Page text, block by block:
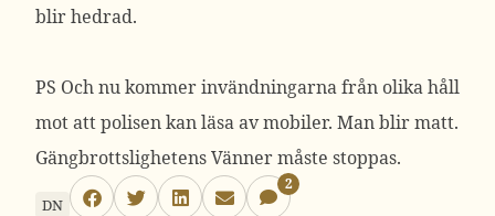
blir hedrad.
PS Och nu kommer invändningarna från olika håll
mot att polisen kan läsa av mobiler. Man blir matt.
Gängbrottslighetens Vänner måste stoppas.
DN
2